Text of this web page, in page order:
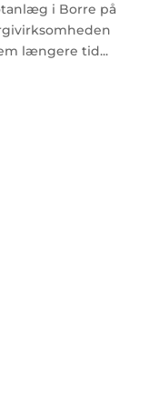
i Borre på
længere tid...